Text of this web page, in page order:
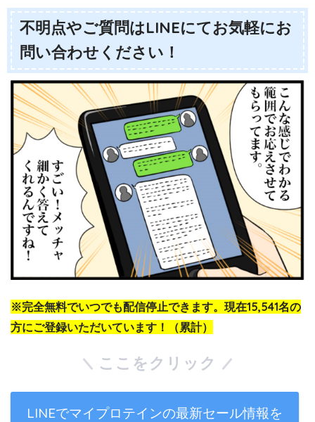
不明点やご質問はLINEにてお気軽にお
問い合わせください！
※完全無料でいつでも配信停止できます。現在15,541名の
方にご登録いただいています！（累計）
ここをクリック
LINEでマイプロテインの最新セール情報を